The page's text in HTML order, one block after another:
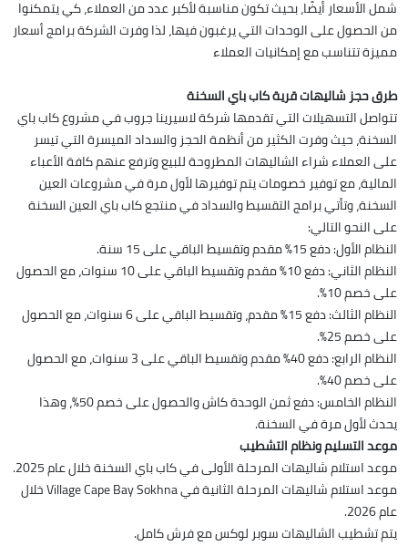
شمل الأسعار أيضًا، بحيث تكون مناسبة لأكبر عدد من العملاء، كي يتمكنوا
من الحصول على الوحدات التي يرغبون فيها، لذا وفرت الشركة برامج أسعار
مميزة تتناسب مع إمكانيات العملاء
طرق حجز شاليهات قرية كاب باي السخنة
تتواصل التسهيلات التي تقدمها شركة لاسيرينا جروب في مشروع كاب باي
السخنة، حيث وفرت الكثير من أنظمة الحجز والسداد الميسرة التي تيسر
على العملاء شراء الشاليهات المطروحة للبيع وترفع عنهم كافة الأعباء
المالية، مع توفير خصومات يتم توفيرها لأول مرة في مشروعات العين
السخنة، وتأتي برامج التقسيط والسداد في منتجع كاب باي العين السخنة
على النحو التالي:
النظام الأول: دفع 15% مقدم وتقسيط الباقي على 15 سنة.
النظام الثاني: دفع 10% مقدم وتقسيط الباقي على 10 سنوات، مع الحصول
على خصم 10%.
النظام الثالث: دفع 15% مقدم، وتقسيط الباقي على 6 سنوات، مع الحصول
على خصم 25%.
النظام الرابع: دفع 40% مقدم وتقسيط الباقي على 3 سنوات، مع الحصول
على خصم 40%.
النظام الخامس: دفع ثمن الوحدة كاش والحصول على خصم 50%، وهذا
يحدث لأول مرة في السخنة.
موعد التسليم ونظام التشطيب
موعد استلام شاليهات المرحلة الأولى في كاب باي السخنة خلال عام 2025.
موعد استلام شاليهات المرحلة الثانية في Village Cape Bay Sokhna خلال
عام 2026.
يتم تشطيب الشاليهات سوبر لوكس مع فرش كامل.